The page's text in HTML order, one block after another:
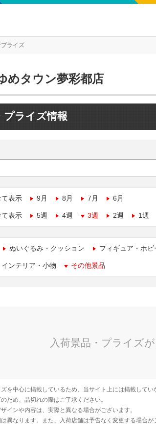
プライズ
めタウン夢彩都店
プライズ情報
て表示 9月 8月 7月 6月
て表示 5週 4週 3週 2週 1週
ぬいぐるみ・クッション フィギュア・ホビ
ンテリア・小物 その他景品